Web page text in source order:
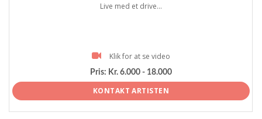
Live med et drive...
Klik for at se video
Pris: Kr. 6.000 - 18.000
KONTAKT ARTISTEN